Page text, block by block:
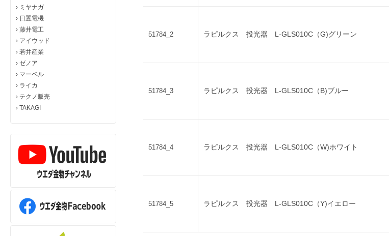
› ミヤナガ
› 日置電機
› 藤井電工
› アイウッド
› 若井産業
› ゼノア
› マーベル
› ライカ
› テクノ販売
› TAKAGI
51784_2 ラピルクス 投光器 L-GLS010C（G)グリーン
51784_3 ラピルクス 投光器 L-GLS010C（B)ブルー
51784_4 ラピルクス 投光器 L-GLS010C（W)ホワイト
51784_5 ラピルクス 投光器 L-GLS010C（Y)イエロー